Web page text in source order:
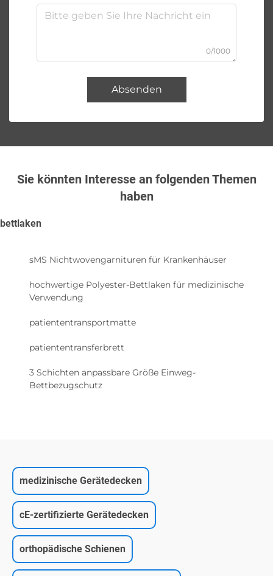
0/1000
Absenden
Sie könnten Interesse an folgenden Themen
haben
bettlaken
sMS Nichtwovengarnituren für Krankenhäuser
hochwertige Polyester-Bettlaken für medizinische
Verwendung
patiententransportmatte
patiententransferbrett
3 Schichten anpassbare Größe Einweg-
Bettbezugschutz
medizinische Gerätedecken
cE-zertifizierte Gerätedecken
orthopädische Schienen